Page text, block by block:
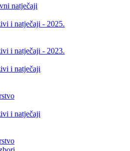
natječaji
i natječaji - 2025.
i natječaji - 2023.
i natječaji
i natječaji